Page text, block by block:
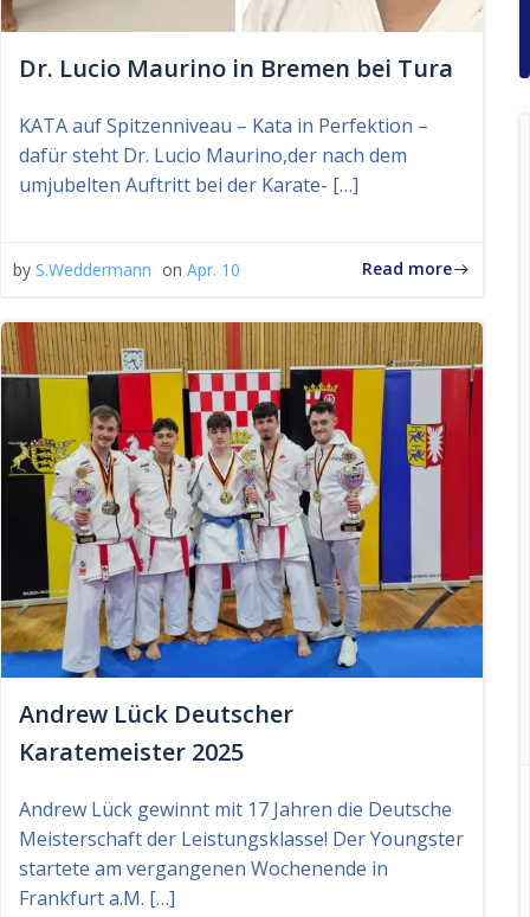
Dr. Lucio Maurino in Bremen bei Tura
KATA auf Spitzenniveau – Kata in Perfektion –
dafür steht Dr. Lucio Maurino,der nach dem
umjubelten Auftritt bei der Karate- […]
by S.Weddermann on Apr. 10 Read more
Andrew Lück Deutscher
Karatemeister 2025
Andrew Lück gewinnt mit 17 Jahren die Deutsche
Meisterschaft der Leistungsklasse! Der Youngster
startete am vergangenen Wochenende in
Frankfurt a.M. […]